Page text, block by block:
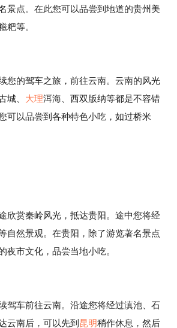
景点。在此您可以品尝到地道的贵州美
粑等。
您的驾车之旅，前往云南。云南的风光
城、 大理洱海、西双版纳等都是不容错
可以品尝到各种特色小吃，如过桥米
欣赏秦岭风光，抵达贵阳。途中您将经
自然景观。在贵阳，除了游览著名景点
夜市文化，品尝当地小吃。
驾车前往云南。沿途您将经过滇池、石
云南后，可以先到 昆明稍作休息，然后